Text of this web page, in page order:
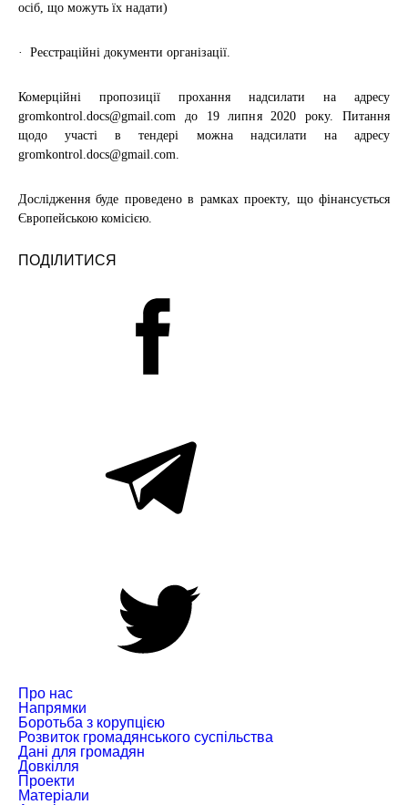
осіб, що можуть їх надати)
· Реєстраційні документи організації.
Комерційні пропозиції прохання надсилати на адресу
gromkontrol.docs@gmail.com до 19 липня 2020 року. Питання
щодо участі в тендері можна надсилати на адресу
gromkontrol.docs@gmail.com.
Дослідження буде проведено в рамках проекту, що фінансується
Європейською комісією.
ПОДІЛИТИСЯ
Про нас
Напрямки
Боротьба з корупцією
Розвиток громадянського суспільства
Дані для громадян
Довкілля
Проекти
Матеріали